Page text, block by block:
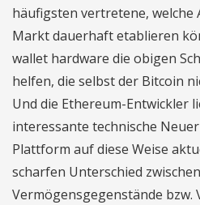
häufigsten vertretene, welche
Markt dauerhaft etablieren
wallet hardware die obigen
helfen, die selbst der Bitcoin
Und die Ethereum-Entwickler
interessante technische
Plattform auf diese Weise
scharfen Unterschied
Vermögensgegenstände bzw.